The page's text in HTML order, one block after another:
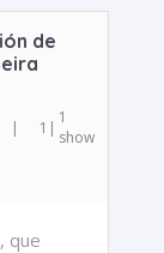
de
| 1 | 1
show
que